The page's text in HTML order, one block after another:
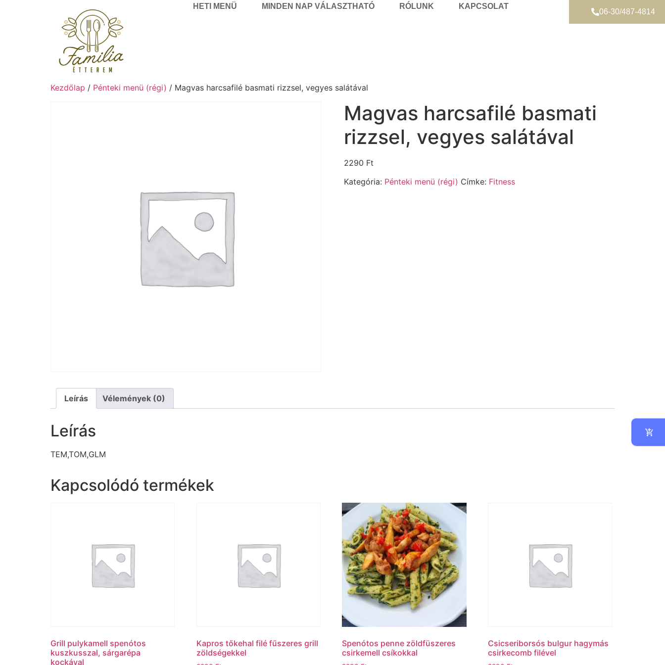
HETI MENÜ MINDEN NAP VÁLASZTHATÓ RÓLUNK KAPCSOLAT
06-30/487-4814
Kezdőlap / Pénteki menü (régi) / Magvas harcsafilé basmati rizzsel, vegyes salátával
Magvas harcsafilé basmati
rizzsel, vegyes salátával
2290 Ft
Kategória: Pénteki menü (régi) Címke: Fitness
Leírás Vélemények (0)
Leírás
TEM,TOM,GLM
Kapcsolódó termékek
Grill pulykamell spenótos
kuszkusszal, sárgarépa
kockával
Kapros tőkehal filé fűszeres grill
zöldségekkel
Spenótos penne zöldfüszeres
csirkemell csíkokkal
Csicseriborsós bulgur hagymás
csirkecomb filével